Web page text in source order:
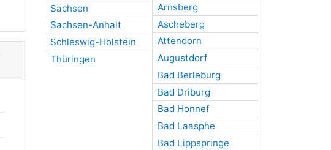
Sachsen
Sachsen-Anhalt
Schleswig-Holstein
Thüringen
Arnsberg
Ascheberg
Attendorn
Augustdorf
Bad Berleburg
Bad Driburg
Bad Honnef
Bad Laasphe
Bad Lippspringe